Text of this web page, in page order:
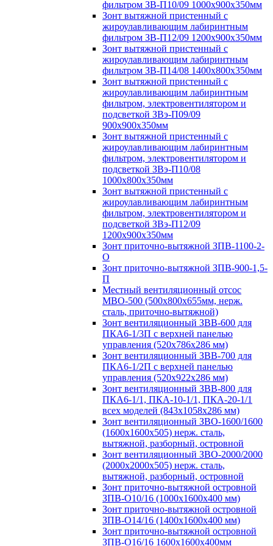
фильтром ЗВ-П10/09 1000х900х350мм
Зонт вытяжной пристенный с
жироулавливающим лабиринтным
фильтром ЗВ-П12/09 1200х900х350мм
Зонт вытяжной пристенный с
жироулавливающим лабиринтным
фильтром ЗВ-П14/08 1400х800х350мм
Зонт вытяжной пристенный с
жироулавливающим лабиринтным
фильтром, электровентилятором и
подсветкой ЗВэ-П09/09
900х900х350мм
Зонт вытяжной пристенный с
жироулавливающим лабиринтным
фильтром, электровентилятором и
подсветкой ЗВэ-П10/08
1000х800х350мм
Зонт вытяжной пристенный с
жироулавливающим лабиринтным
фильтром, электровентилятором и
подсветкой ЗВэ-П12/09
1200х900х350мм
Зонт приточно-вытяжной ЗПВ-1100-2-
О
Зонт приточно-вытяжной ЗПВ-900-1,5-
П
Местный вентиляционный отсос
МВО-500 (500х800х655мм, нерж.
сталь, приточно-вытяжной)
Зонт вентиляционный ЗВВ-600 для
ПКА6-1/3П с верхней панелью
управления (520х786х286 мм)
Зонт вентиляционный ЗВВ-700 для
ПКА6-1/2П с верхней панелью
управления (520х922х286 мм)
Зонт вентиляционный ЗВВ-800 для
ПКА6-1/1, ПКА-10-1/1, ПКА-20-1/1
всех моделей (843х1058х286 мм)
Зонт вентиляционный ЗВО-1600/1600
(1600х1600х505) нерж. сталь,
вытяжной, разборный, островной
Зонт вентиляционный ЗВО-2000/2000
(2000х2000х505) нерж. сталь,
вытяжной, разборный, островной
Зонт приточно-вытяжной островной
ЗПВ-О10/16 (1000х1600х400 мм)
Зонт приточно-вытяжной островной
ЗПВ-О14/16 (1400х1600х400 мм)
Зонт приточно-вытяжной островной
ЗПВ-О16/16 1600х1600х400мм